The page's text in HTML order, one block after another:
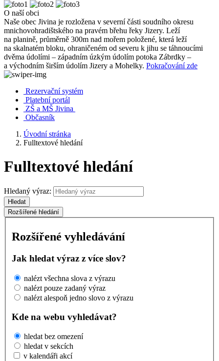
O naší obci
Naše obec Jivina je rozložena v severní části soudního okresu
mnichovohradištského na pravém břehu řeky Jizery. Leží
na planině, průměrně 300m nad mořem položené, která leží
na skalnatém bloku, ohraničeném od severu k jihu se táhnoucími
dvěma údolími – západním úzkým údolím potoka Zábrdky –
a východním širším údolím Jizery a Mohelky. Pokračování zde
Rezervační systém
Platební portál
ZŠ a MŠ Jivina
Občasník
Úvodní stránka
Fulltextové hledání
Fulltextové hledání
Hledaný výraz:
Hledat
Rozšířené hledání
Rozšířené vyhledávání
Jak hledat výraz z více slov?
nalézt všechna slova z výrazu
nalézt pouze zadaný výraz
nalézt alespoň jedno slovo z výrazu
Kde na webu vyhledávat?
hledat bez omezení
hledat v sekcích
v kalendáři akcí